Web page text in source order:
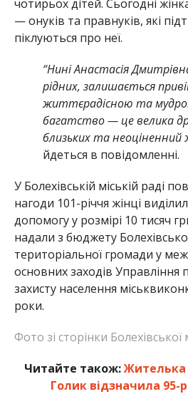
чотирьох дітей. Сьогодні
— онуків та правнуків, які
піклуються про неї.
“Нині Анастасія
рідних, залишається
життєрадісною та
багатство — це велика
близьких та неоціненний
йдеться в повідомленні.
У Болехівській міській раді
нагоди 101-річчя жінці
допомогу у розмірі 10 тисяч
надали з бюджету
територіальної громади у
основних заходів Управління
захисту населення
роки.
Фото зі сторінки Болехівської
Читайте також:Жителька
Голик відзначила 95-